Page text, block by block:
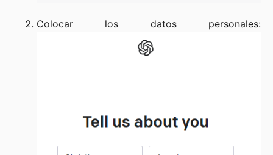
Colocar los datos personales: